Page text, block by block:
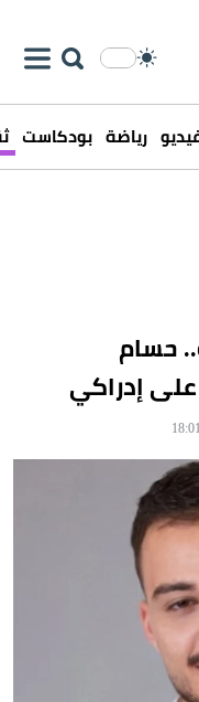
رياضة بودكاست
حسام
إدراكي